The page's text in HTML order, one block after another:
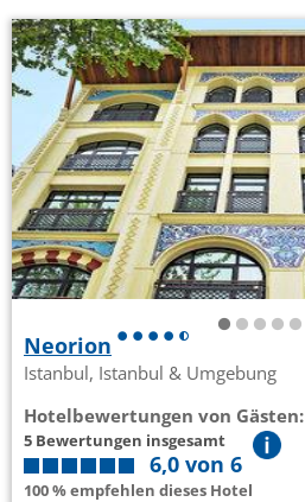
Neorion
Istanbul, Istanbul & Umgebung
Hotelbewertungen von Gästen:
5 Bewertungen insgesamt
6,0 von 6
100 % empfehlen dieses Hotel